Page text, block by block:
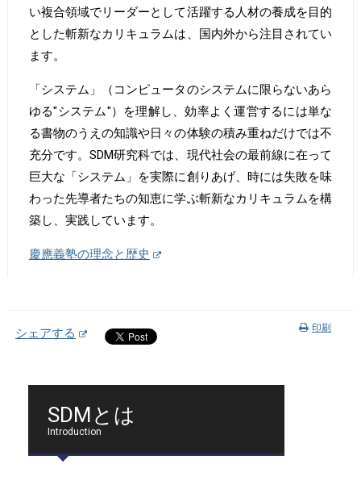
い複合領域でリーダーとして活躍する人材の養成を目的
とした斬新なカリキュラムは、国内外から注目されてい
ます。
「システム」（コンピュータのシステムに限らないあら
ゆる"システム"）を理解し、効率よく運営するには単な
る書物のうえの知識や日々の体験の積み重ねだけでは不
充分です。SDM研究科では、現代社会の最前線に在って
巨大な「システム」を実際に創りあげ、時には失敗を味
わった先導者たちの知恵に学ぶ斬新なカリキュラムを構
築し、実践しています。
慶應義塾の理念と歴史
シェアする 印刷
SDMとは
Introduction